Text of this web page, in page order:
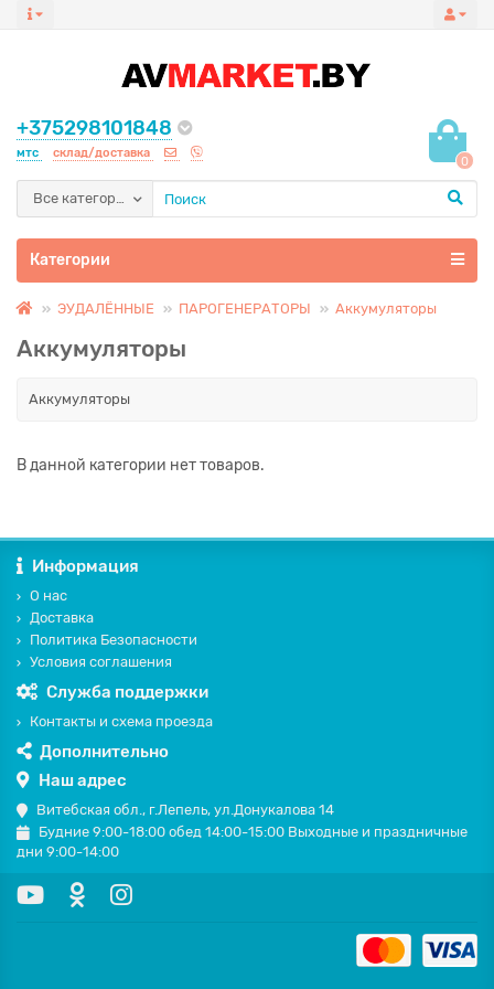
+375298101848
мтс склад/доставка
0
Все категории
Категории
ЭУДАЛЁННЫЕ ПАРОГЕНЕРАТОРЫ Аккумуляторы
Аккумуляторы
Аккумуляторы
В данной категории нет товаров.
Информация
О нас
Доставка
Политика Безопасности
Условия соглашения
Служба поддержки
Контакты и схема проезда
Дополнительно
Наш адрес
Витебская обл., г.Лепель, ул.Донукалова 14
Будние 9:00-18:00 обед 14:00-15:00 Выходные и праздничные
дни 9:00-14:00